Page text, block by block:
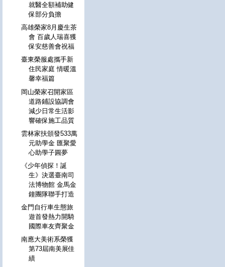
就醫全額補助健
保部分負擔
高雄榮家8月慶生茶
會 百歲人瑞喜獲
保安慈善會祝福
臺東榮服處攜手新
住民家庭 情暖溫
馨幸福篇
岡山榮家召開家區
道路鋪設協調會
減少日常生活影
響確保施工品質
雲林家扶頒發533萬
元助學金 匯聚愛
心助學子圓夢
《少年偵探！誕
生》決選臺南司
法博物館 金馬金
鐘團隊聯手打造
金門自行車生態旅
遊首發熱力開騎
國際車友齊聚金
南應大美術系榮獲
第73屆南美展佳
績